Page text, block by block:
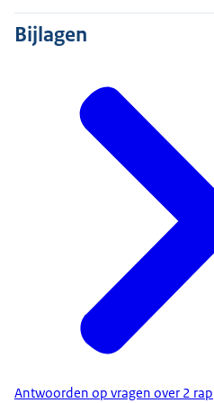
Bijlagen
Antwoorden op vragen over 2